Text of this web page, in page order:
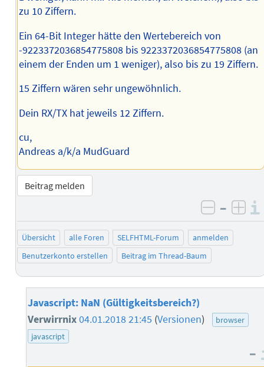
zu 10 Ziffern.
Ein 64-Bit Integer hätte den Wertebereich von
-9223372036854775808 bis 9223372036854775808 (an
einem der Enden um 1 weniger), also bis zu 19 Ziffern.
15 Ziffern wären sehr ungewöhnlich.
Dein RX/TX hat jeweils 12 Ziffern.
cu,
Andreas a/k/a MudGuard
Beitrag melden
negativ
–
Übersicht alle Foren SELFHTML-Forum
anmelden
Benutzerkonto erstellen
Beitrag im Thread-Baum
Javascript: NaN (Gültigkeitsbereich?)
Verwirrnix04.01.2018 21:45 (Versionen)
browser
javascript
–